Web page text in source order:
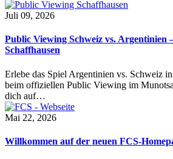
Juli 09, 2026
Public Viewing Schweiz vs. Argentinien
Schaffhausen
Erlebe das Spiel Argentinien vs. Schweiz
beim offiziellen Public Viewing im
dich auf…
Mai 22, 2026
Willkommen auf der neuen FCS-